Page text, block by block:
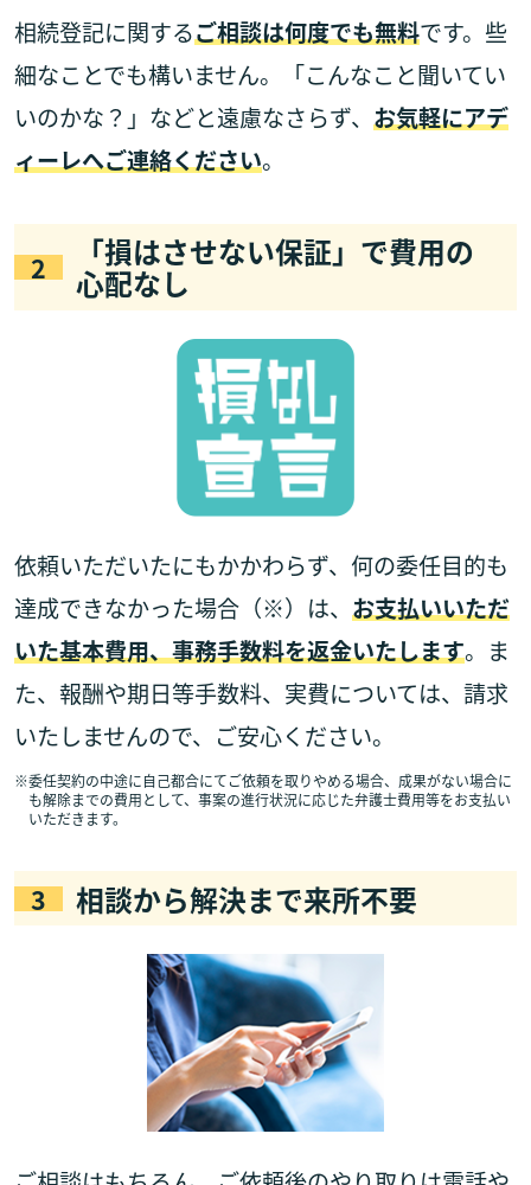
相続登記に関するご相談は何度でも無料です。些
細なことでも構いません。「こんなこと聞いてい
いのかな？」などと遠慮なさらず、 お気軽にアデ
ィーレへご連絡ください。
2 「損はさせない保証」で費用の
心配なし
依頼いただいたにもかかわらず、何の委任目的も
達成できなかった場合（※）は、 お支払いいただ
いた基本費用、事務手数料を返金いたします。ま
た、報酬や期日等手数料、実費については、請求
いたしませんので、ご安心ください。
※委任契約の中途に自己都合にてご依頼を取りやめる場合、成果がない場合に
も解除までの費用として、事案の進行状況に応じた弁護士費用等をお支払い
いただきます。
3 相談から解決まで来所不要